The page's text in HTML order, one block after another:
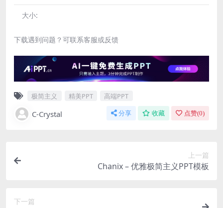
大小:
下载遇到问题？可联系客服或反馈
极简主义 精美PPT 高端PPT
C-Crystal 分享 收藏 点赞(0)
上一篇
Chanix – 优雅极简主义PPT模板
下一篇